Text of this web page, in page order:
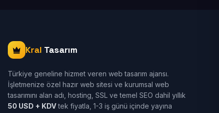
Kral Tasarım
Türkiye geneline hizmet veren web tasarım ajansı.
İşletmenize özel hazır web sitesi ve kurumsal web
tasarımını alan adı, hosting, SSL ve temel SEO dahil yıllık
50 USD + KDVtek fiyatla, 1-3 iş günü içinde yayına